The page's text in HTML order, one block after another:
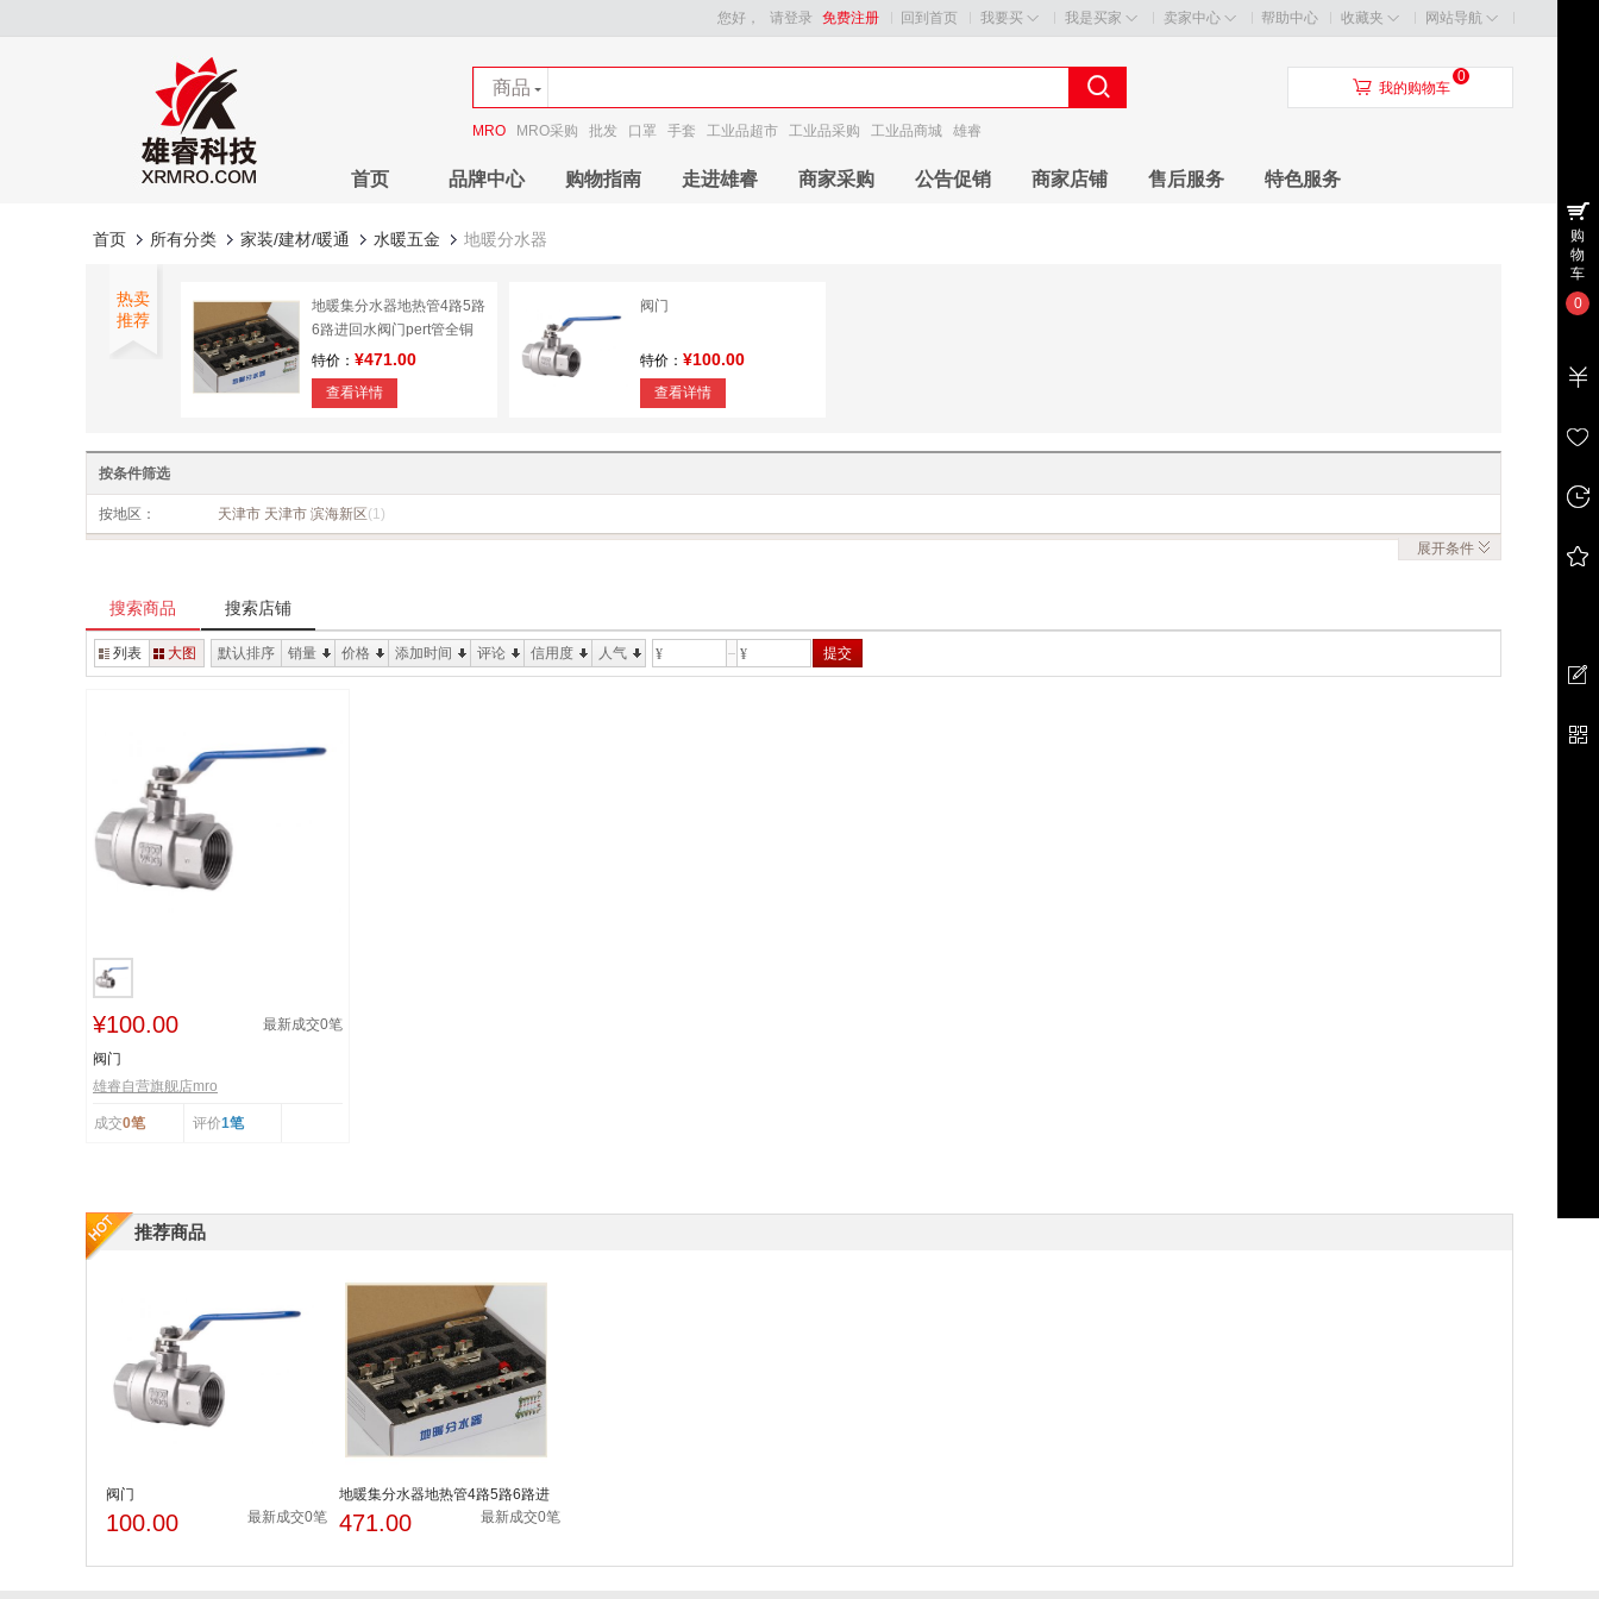
回到首页 我要买 我是买家 卖家中心 帮助中心 收藏夹 网站导航
您好， 请登录 免费注册
商品
店铺
MRO MRO采购 批发 口罩 手套 工业品超市 工业品采购 工业品商城 雄睿
󰃦 我的购物车
0
首页 品牌中心 购物指南 走进雄睿 商家采购 公告促销 商家店铺 售后服务 特色服务
首页 所有分类 家装/建材/暖通 水暖五金 地暖分水器
热卖
推荐
地暖集分水器地热管4路5路
6路进回水阀门pert管全铜
一体
特价： ¥471.00
查看详情
阀门
特价： ¥100.00
查看详情
按条件筛选
按地区： 天津市 天津市 滨海新区(1)
展开条件
搜索商品 搜索店铺
列表 大图 默认排序 销量 价格 添加时间 评论 信用度 人气 ¥ ¥ 提交
¥100.00 最新成交0笔
阀门
雄睿自营旗舰店mro
成交0笔 评价1笔
推荐商品
阀门
100.00 最新成交0笔
地暖集分水器地热管4路5路6路进
回水阀门pert管全铜...
471.00 最新成交0笔
购
物
车
0